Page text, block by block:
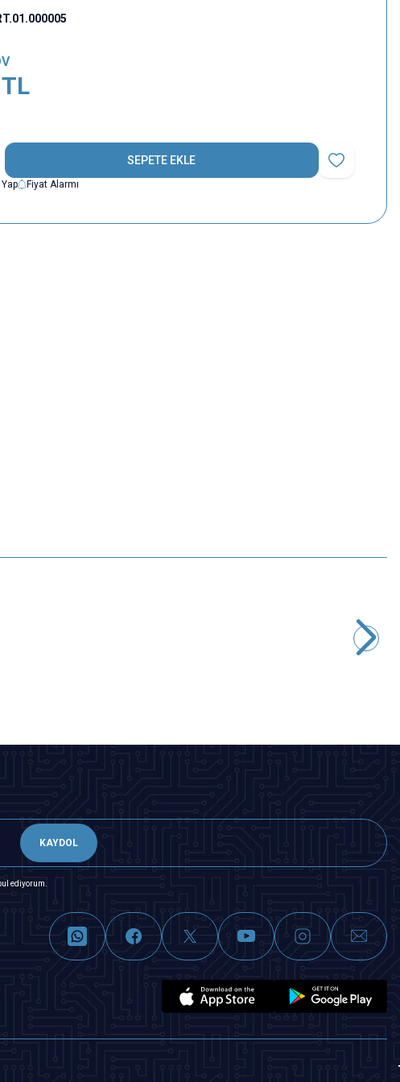
TL
SEPETE EKLE
Favoriye Ekle
Fiyat Alarmı
KAYDOL
ediyorum.